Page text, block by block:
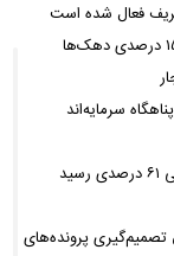
فعال شده است
سرمایه‌اند
تصمیم‌گیری پرونده‌های